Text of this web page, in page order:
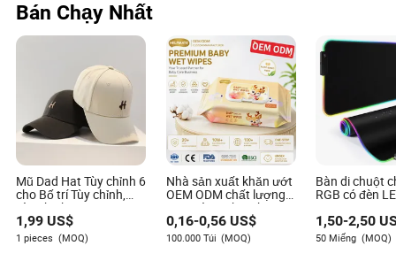
Peyton Graham là một tác giả dày dạn kinh nghiệm
với nhiều kinh nghiệm trong lĩnh vực hàng tiêu dùng
công nghiệp nhẹ. Ông hoạt động trong ngành điện và
điện tử, chuyên phân tích xu hướng thị trường và sở
thích của người tiêu dùng trong thị trường hàng tiêu
dùng công nghiệp nhẹ.
Bán Chạy Nhất
Mũ Dad Hat Tùy chỉnh 6
cho Bố trí Tùy chỉnh,
Tùy chỉnh Logo mũ đội
bóng chày cho nam
giới thể thao
1,99 US$
1 pieces (MOQ)
Nhà sản xuất khăn ướt
OEM ODM chất lượng
cao giá cả phải chăng
cho trẻ em tại Nhật Bản
và Hàn Quốc ở
Quanzhou Tianjiao
0,16-0,56US$
100.000 Túi (MOQ)
Bàn di chuột
RGB có đèn
1,50-2,50
50 Miếng (MOQ)